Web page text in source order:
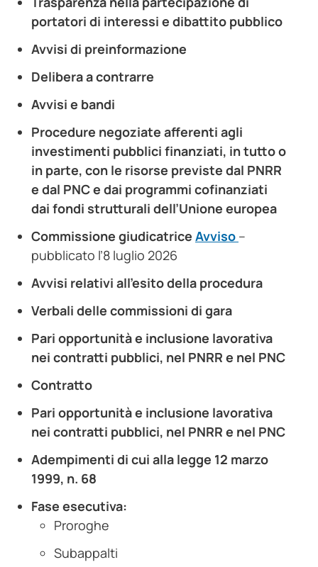
portatori di interessi e dibattito pubblico
Avvisi di preinformazione
Delibera a contrarre
Avvisi e bandi
Procedure negoziate afferenti agli
investimenti pubblici finanziati, in tutto o
in parte, con le risorse previste dal PNRR
e dal PNC e dai programmi cofinanziati
dai fondi strutturali dell’Unione europea
Commissione giudicatrice Avviso –
pubblicato l’8 luglio 2026
Avvisi relativi all’esito della procedura
Verbali delle commissioni di gara
Pari opportunità e inclusione lavorativa
nei contratti pubblici, nel PNRR e nel PNC
Contratto
Pari opportunità e inclusione lavorativa
nei contratti pubblici, nel PNRR e nel PNC
Adempimenti di cui alla legge 12 marzo
1999, n. 68
Fase esecutiva:
Proroghe
Subappalti